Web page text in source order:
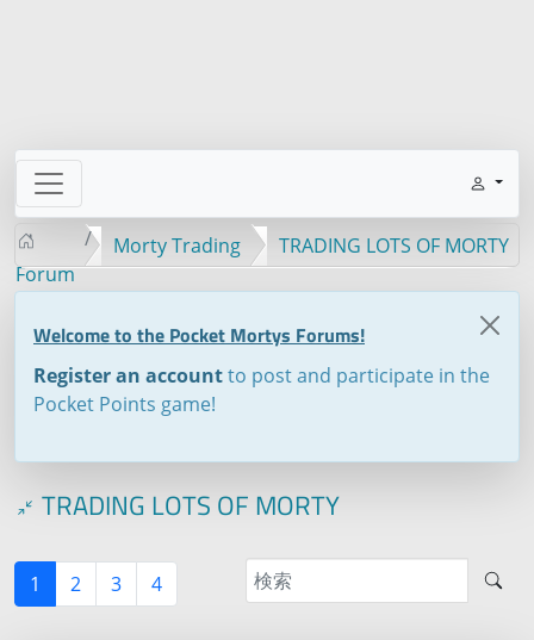
Forum
Morty Trading TRADING LOTS OF MORTY
Welcome to the Pocket Mortys Forums!
Register an accountto post and participate in the
Pocket Points game!
TRADING LOTS OF MORTY
1 2 3 4